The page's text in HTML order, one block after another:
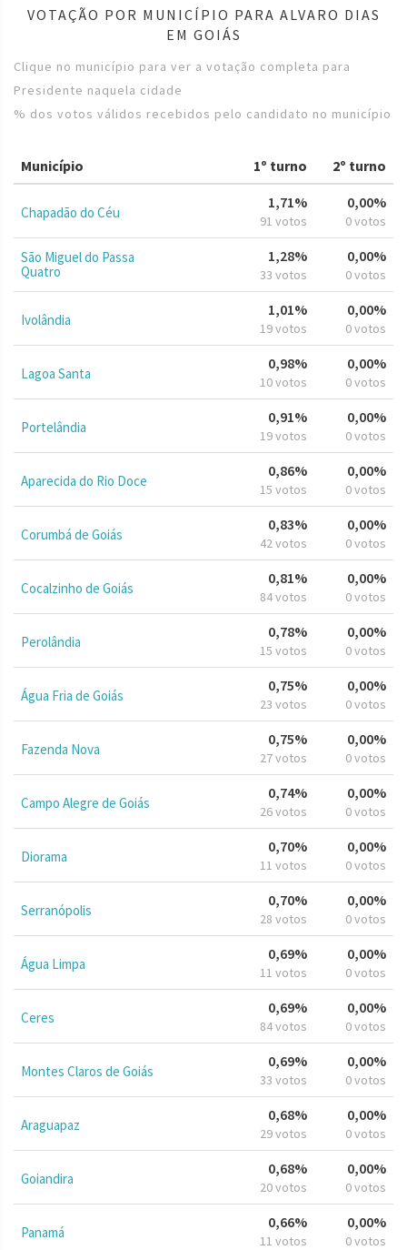
VOTAÇÃO POR MUNICÍPIO PARA ALVARO DIAS
EM GOIÁS
Clique no município para ver a votação completa para
Presidente naquela cidade
% dos votos válidos recebidos pelo candidato no município
Município 1º turno 2º turno
Chapadão do Céu
1,71%
91 votos
0,00%
0 votos
São Miguel do Passa
Quatro
1,28%
33 votos
0,00%
0 votos
Ivolândia
1,01%
19 votos
0,00%
0 votos
Lagoa Santa
0,98%
10 votos
0,00%
0 votos
Portelândia
0,91%
19 votos
0,00%
0 votos
Aparecida do Rio Doce
0,86%
15 votos
0,00%
0 votos
Corumbá de Goiás
0,83%
42 votos
0,00%
0 votos
Cocalzinho de Goiás
0,81%
84 votos
0,00%
0 votos
Perolândia
0,78%
15 votos
0,00%
0 votos
Água Fria de Goiás
0,75%
23 votos
0,00%
0 votos
Fazenda Nova
0,75%
27 votos
0,00%
0 votos
Campo Alegre de Goiás
0,74%
26 votos
0,00%
0 votos
Diorama
0,70%
11 votos
0,00%
0 votos
Serranópolis
0,70%
28 votos
0,00%
0 votos
Água Limpa
0,69%
11 votos
0,00%
0 votos
Ceres
0,69%
84 votos
0,00%
0 votos
Montes Claros de Goiás
0,69%
33 votos
0,00%
0 votos
Araguapaz
0,68%
29 votos
0,00%
0 votos
Goiandira
0,68%
20 votos
0,00%
0 votos
Panamá
0,66%
11 votos
0,00%
0 votos